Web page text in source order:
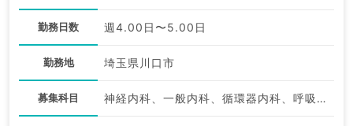
勤務日数 週4.00日〜5.00日
勤務地 埼玉県川口市
募集科目 神経内科、一般内科、循環器内科、呼吸器内科、消化器内科、内分泌・代謝内科、腎臓内科、老年内科、血液内科、膠原病科